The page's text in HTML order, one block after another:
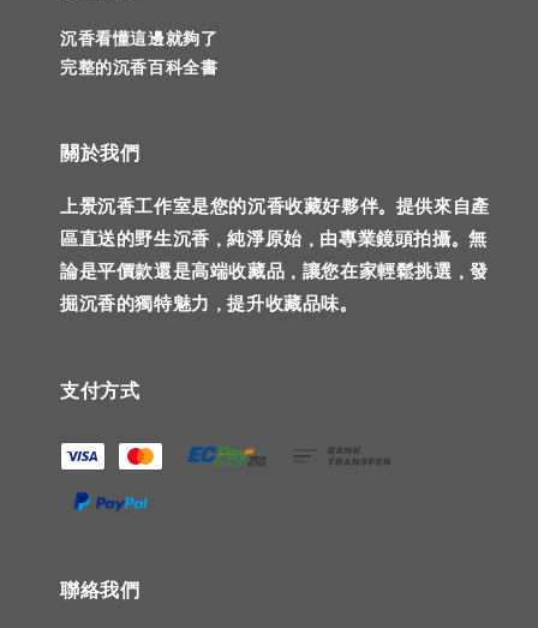
沉香看懂這邊就夠了
完整的沉香百科全書
關於我們
上景沉香工作室是您的沉香收藏好夥伴。提供來自產
區直送的野生沉香，純淨原始，由專業鏡頭拍攝。無
論是平價款還是高端收藏品，讓您在家輕鬆挑選，發
掘沉香的獨特魅力，提升收藏品味。
支付方式
聯絡我們